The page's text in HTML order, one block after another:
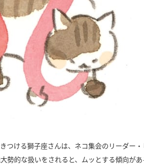
ける獅子座さんは、ネコ集会のリーダー
的な扱いをされると、ムッとする傾向が